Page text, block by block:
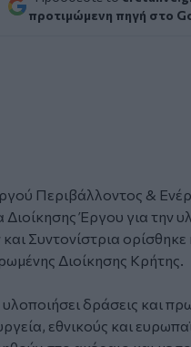
προτιμώμενη πηγή στο
Περιβάλλοντος &
Έργου για την
Συντονίστρια ορίσθηκε
Διοίκησης Κρήτης.
δράσεις και
εθνικούς και